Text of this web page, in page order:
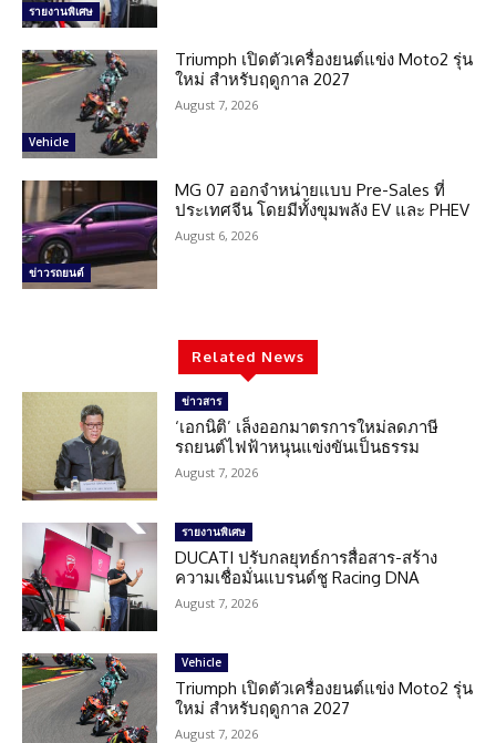
รายงานพิเศษ
Vehicle
Triumph เปิดตัวเครื่องยนต์แข่ง Moto2 รุ่น
ใหม่ สำหรับฤดูกาล 2027
August 7, 2026
ข่าวรถยนต์
MG 07 ออกจำหน่ายแบบ Pre-Sales ที่
ประเทศจีน โดยมีทั้งขุมพลัง EV และ PHEV
August 6, 2026
Related News
ข่าวสาร
‘เอกนิติ’ เล็งออกมาตรการใหม่ลดภาษี
รถยนต์ไฟฟ้าหนุนแข่งขันเป็นธรรม
August 7, 2026
รายงานพิเศษ
DUCATI ปรับกลยุทธ์การสื่อสาร-สร้าง
ความเชื่อมั่นแบรนด์ชู Racing DNA
August 7, 2026
Vehicle
Triumph เปิดตัวเครื่องยนต์แข่ง Moto2 รุ่น
ใหม่ สำหรับฤดูกาล 2027
August 7, 2026